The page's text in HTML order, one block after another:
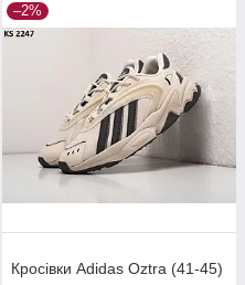
–2%
Кросівки Adidas Oztra (41-45)